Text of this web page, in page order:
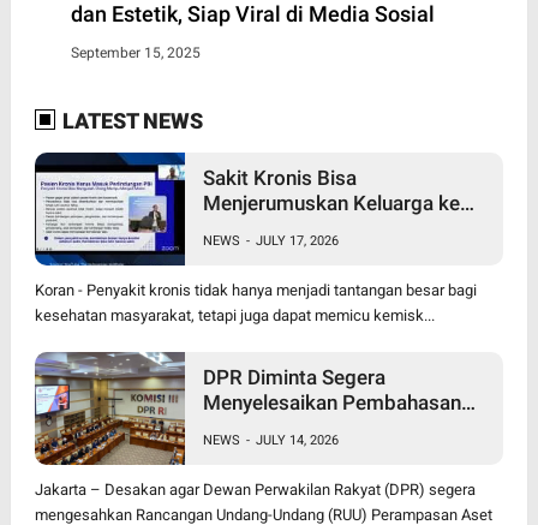
dan Estetik, Siap Viral di Media Sosial
September 15, 2025
LATEST NEWS
Sakit Kronis Bisa
Menjerumuskan Keluarga ke
Perlindungan PBI BPJS
Kesehatan Jadi Kebutuhan
NEWS - JULY 17, 2026
Koran - Penyakit kronis tidak hanya menjadi tantangan besar bagi
kesehatan masyarakat, tetapi juga dapat memicu kemisk...
DPR Diminta Segera
Menyelesaikan Pembahasan
NEWS - JULY 14, 2026
Jakarta – Desakan agar Dewan Perwakilan Rakyat (DPR) segera
mengesahkan Rancangan Undang-Undang (RUU) Perampasan Aset